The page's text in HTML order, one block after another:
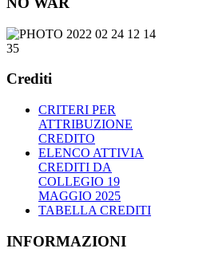
Crediti
CRITERI PER
ATTRIBUZIONE
CREDITO
ELENCO ATTIVIA
CREDITI DA
COLLEGIO 19
MAGGIO 2025
TABELLA CREDITI
INFORMAZIONI